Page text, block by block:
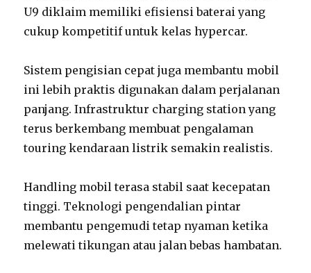
U9 diklaim memiliki efisiensi baterai yang
cukup kompetitif untuk kelas hypercar.
Sistem pengisian cepat juga membantu mobil
ini lebih praktis digunakan dalam perjalanan
panjang. Infrastruktur charging station yang
terus berkembang membuat pengalaman
touring kendaraan listrik semakin realistis.
Handling mobil terasa stabil saat kecepatan
tinggi. Teknologi pengendalian pintar
membantu pengemudi tetap nyaman ketika
melewati tikungan atau jalan bebas hambatan.